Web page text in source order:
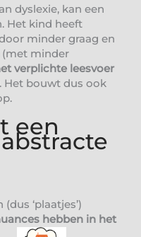
dyslexie, kan een
Het kind heeft
minder graag en
(met minder
verplichte leesvoer
Het bouwt dus ook
een
‘plaatjes’)
hebben in het